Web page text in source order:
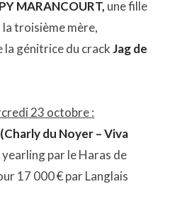
MARANCOURT, une fille
troisième mère,
la génitrice du crackJag de
23 octobre :
du Noyer – Viva
par le Haras de
17 000 € par Langlais